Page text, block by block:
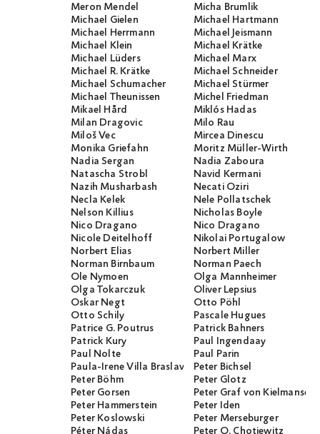
Meron Mendel
Micha Brumlik
Michael Gielen
Michael Hartmann
Michael Herrmann
Michael Jeismann
Michael Klein
Michael Krätke
Michael Lüders
Michael Marx
Michael R. Krätke
Michael Schneider
Michael Schumacher
Michael Stürmer
Michael Theunissen
Michel Friedman
Mikael Hård
Miklós Hadas
Milan Dragovic
Milo Rau
Miloš Vec
Mircea Dinescu
Monika Griefahn
Moritz Müller-Wirth
Nadia Sergan
Nadia Zaboura
Natascha Strobl
Navid Kermani
Nazih Musharbash
Necati Öziri
Necla Kelek
Nele Pollatschek
Nelson Killius
Nicholas Boyle
Nico Dragano
Nico Dragano
Nicole Deitelhoff
Nikolai Portugalow
Norbert Elias
Norbert Miller
Norman Birnbaum
Norman Paech
Ole Nymoen
Olga Mannheimer
Olga Tokarczuk
Oliver Lepsius
Oskar Negt
Otto Pöhl
Otto Schily
Pascale Hugues
Patrice G. Poutrus
Patrick Bahners
Patrick Kury
Paul Ingendaay
Paul Nolte
Paul Parin
Paula-Irene Villa BraslavskyPeter Bichsel
Peter Böhm
Peter Glotz
Peter Gorsen
Peter Graf von
Peter Hammerstein
Peter Iden
Peter Koslowski
Peter Merseburger
Péter Nádas
Peter O. Chotjewitz